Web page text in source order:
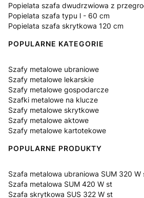
Popielata szafa dwudrzwiowa z
Popielata szafa typu l - 60 cm
Popielata szafa skrytkowa 120 cm
POPULARNE KATEGORIE
Szafy metalowe ubraniowe
Szafy metalowe lekarskie
Szafy metalowe gospodarcze
Szafki metalowe na klucze
Szafy metalowe skrytkowe
Szafy metalowe aktowe
Szafy metalowe kartotekowe
POPULARNE PRODUKTY
Szafa metalowa ubraniowa SUM 320 W
Szafa metalowa SUM 420 W st
Szafa skrytkowa SUS 322 W st